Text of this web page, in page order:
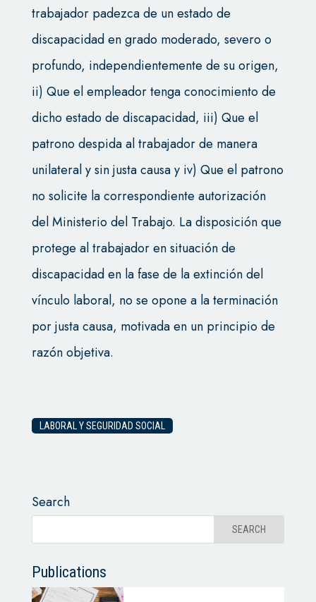
trabajador padezca de un estado de
discapacidad en grado moderado, severo o
profundo, independientemente de su origen,
ii) Que el empleador tenga conocimiento de
dicho estado de discapacidad, iii) Que el
patrono despida al trabajador de manera
unilateral y sin justa causa y iv) Que el patrono
no solicite la correspondiente autorización
del Ministerio del Trabajo. La disposición que
protege al trabajador en situación de
discapacidad en la fase de la extinción del
vínculo laboral, no se opone a la terminación
por justa causa, motivada en un principio de
razón objetiva.
LABORAL Y SEGURIDAD SOCIAL
Search
Publications